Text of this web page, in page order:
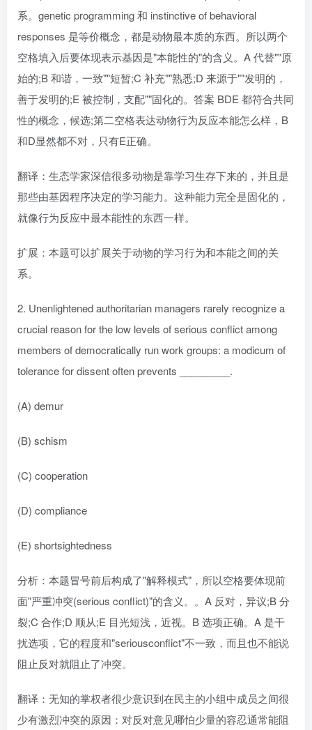
系。genetic programming 和 instinctive of behavioral
responses 是等价概念，都是动物最本质的东西。所以两个
空格填入后要体现表示基因是"本能性的"的含义。A 代替""原
始的;B 和谐，一致""短暂;C 补充""熟悉;D 来源于""发明的，
善于发明的;E 被控制，支配""固化的。答案 BDE 都符合共同
性的概念，候选;第二空格表达动物行为反应本能怎么样，B
和D显然都不对，只有E正确。
翻译：生态学家深信很多动物是靠学习生存下来的，并且是
那些由基因程序决定的学习能力。这种能力完全是固化的，
就像行为反应中最本能性的东西一样。
扩展：本题可以扩展关于动物的学习行为和本能之间的关
系。
2. Unenlightened authoritarian managers rarely recognize a
crucial reason for the low levels of serious conflict among
members of democratically run work groups: a modicum of
tolerance for dissent often prevents _________.
(A) demur
(B) schism
(C) cooperation
(D) compliance
(E) shortsightedness
分析：本题冒号前后构成了"解释模式"，所以空格要体现前
面"严重冲突(serious conflict)"的含义。。A 反对，异议;B 分
裂;C 合作;D 顺从;E 目光短浅，近视。B 选项正确。A 是干
扰选项，它的程度和"seriousconflict"不一致，而且也不能说
阻止反对就阻止了冲突。
翻译：无知的掌权者很少意识到在民主的小组中成员之间很
少有激烈冲突的原因：对反对意见哪怕少量的容忍通常能阻